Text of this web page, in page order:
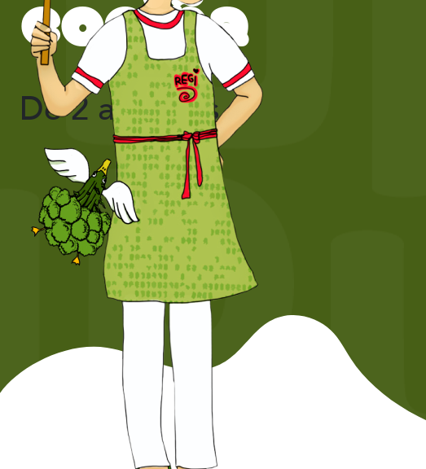
De 2 a 8 anos